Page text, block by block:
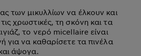
των μικυλλίων να έλκουν και
χρωστικές, τη σκόνη και τα
το νερό micellaire είναι
για να καθαρίσετε τα πινέλα
άψογα.